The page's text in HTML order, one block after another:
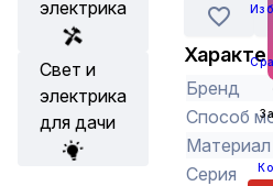
электрика
Свет и
электрика
для дачи
Бренд
Способ
Серия